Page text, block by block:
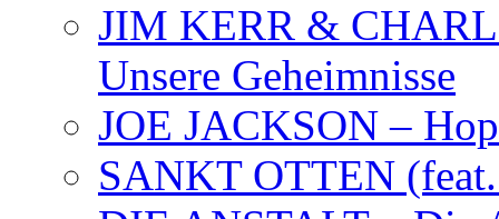
JIM KERR &
Unsere Geheimnisse
JOE JACKSON –
SANKT OTTEN